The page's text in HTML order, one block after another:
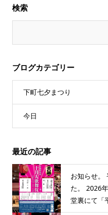
検索
ブログカテゴリー
下町七夕まつり
今日
最近の記事
お知らせ。
た。 2026
堂裏にて「